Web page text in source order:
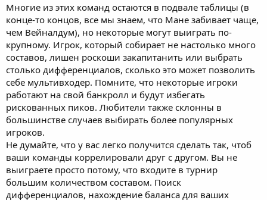
Многие из этих команд остаются в подвале таблицы (в
конце-то концов, все мы знаем, что Мане забивает чаще,
чем Вейналдум), но некоторые могут выиграть по-
крупному. Игрок, который собирает не настолько много
составов, лишен роскоши закапитанить или выбрать
столько дифференциалов, сколько это может позволить
себе мультивходер. Помните, что некоторые игроки
работают на свой банкролл и будут избегать
рискованных пиков. Любители также склонны в
большинстве случаев выбирать более популярных
игроков.
Не думайте, что у вас легко получится сделать так, чтоб
ваши команды коррелировали друг с другом. Вы не
выиграете просто потому, что входите в турнир
большим количеством составом. Поиск
дифференциалов, нахождение баланса для ваших